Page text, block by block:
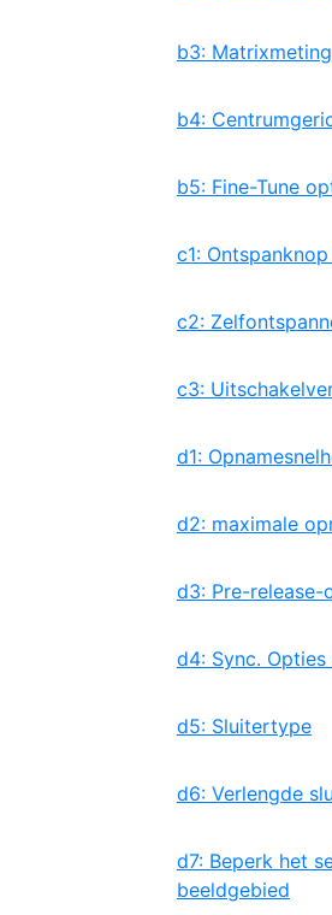
b3:
b4:
b5: Fine-Tune
c1:
c2:
c3:
d1:
d2: maximale
d3: Pre-release-
d4: Sync.
d5: Sluitertype
d6: Verlengde
d7: Beperk het
beeldgebied